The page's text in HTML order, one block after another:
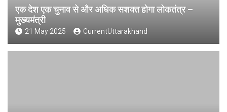
एक देश एक चुनाव से और अधिक सशक्त होगा लोकतंत्र –
मुख्यमंत्री
21 May 2025 CurrentUttarakhand